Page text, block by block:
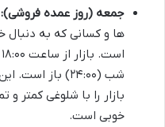
جمعه (روز عمده فروشی):
ها و کسانی که به دنبال
شب (۲۴:۰۰) باز
بازار را با شلوغی کمتر
خوبی است.